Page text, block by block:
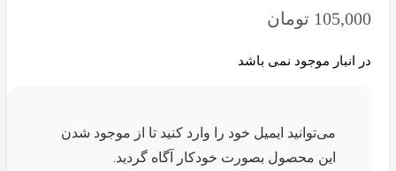
105,000 تومان
در انبار موجود نمی باشد
می‌توانید ایمیل خود را وارد کنید تا از موجود شدن
این محصول بصورت خودکار آگاه گردید.